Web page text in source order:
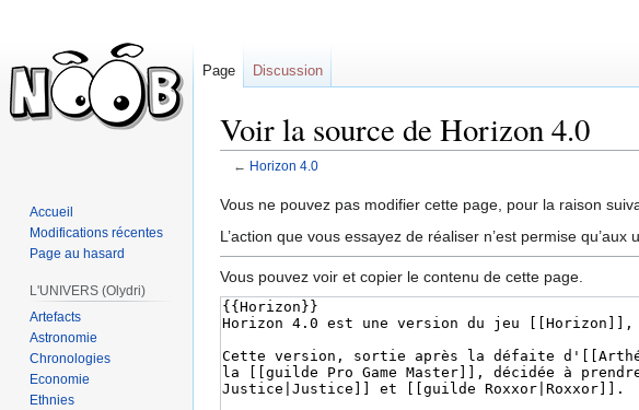
Voir la source de Horizon 4.0
← Horizon 4.0
Sauter
à
navigation
Sauter
à
recherche
Vous ne pouvez pas modifier cette page, pour la raison
L’action que vous essayez de réaliser n’est permise qu’aux
Vous pouvez voir et copier le contenu de cette page.
Page Discussion
Accueil
Modifications récentes
Page au hasard
L'UNIVERS (Olydri)
Artefacts
Astronomie
Chronologies
Economie
Ethnies